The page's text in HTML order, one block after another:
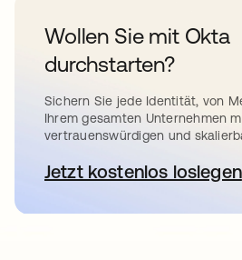
Wollen Sie mit Okta
durchstarten?
Sichern Sie jede Identität, von
Ihrem gesamten Unternehmen
vertrauenswürdigen und
Jetzt kostenlos loslegen
wird in